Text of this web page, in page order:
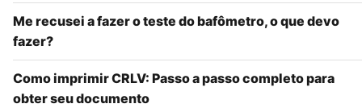
Me recusei a fazer o teste do bafômetro, o que devo
fazer?
Como imprimir CRLV: Passo a passo completo para
obter seu documento